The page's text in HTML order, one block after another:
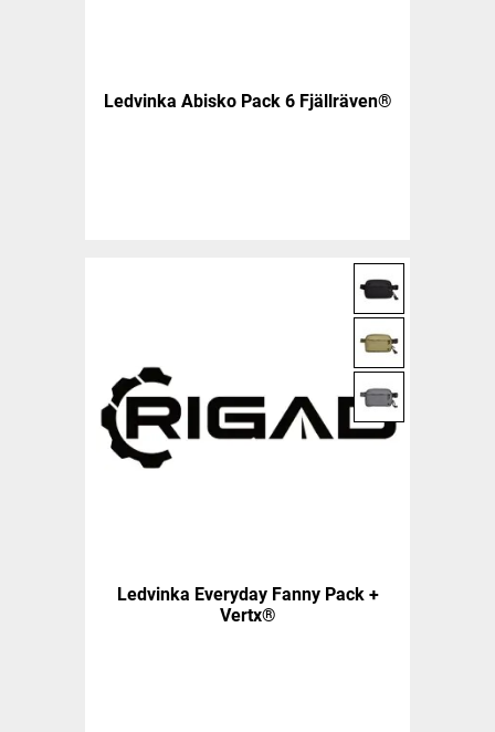
Ledvinka Abisko Pack 6 Fjällräven®
Ledvinka Everyday Fanny Pack +
Vertx®